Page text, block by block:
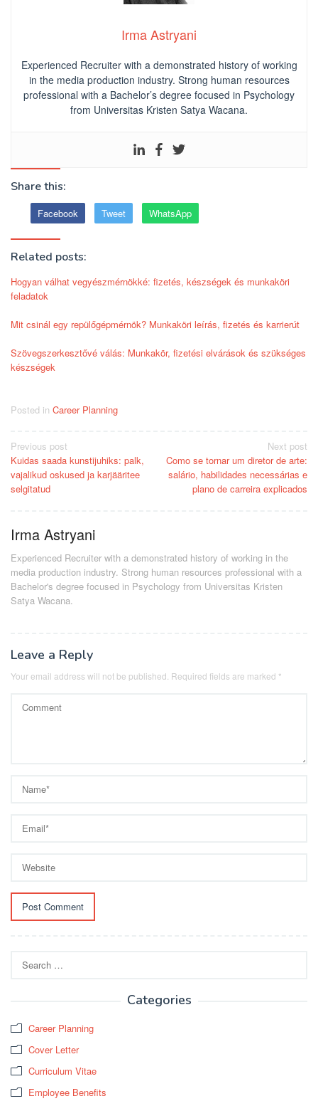
Irma Astryani
Experienced Recruiter with a demonstrated history of working
in the media production industry. Strong human resources
professional with a Bachelor’s degree focused in Psychology
from Universitas Kristen Satya Wacana.
Share this:
Facebook Tweet WhatsApp
Related posts:
Hogyan válhat vegyészmérnökké: fizetés, készségek és munkaköri
feladatok
Mit csinál egy repülőgépmérnök? Munkaköri leírás, fizetés és karrierút
Szövegszerkesztővé válás: Munkakör, fizetési elvárások és szükséges
készségek
Posted in Career Planning
Post
navigation
Previous post
Kuidas saada kunstijuhiks: palk,
vajalikud oskused ja karjääritee
selgitatud
Next post
Como se tornar um diretor de arte:
salário, habilidades necessárias e
plano de carreira explicados
Irma Astryani
Experienced Recruiter with a demonstrated history of working in the
media production industry. Strong human resources professional with a
Bachelor's degree focused in Psychology from Universitas Kristen
Satya Wacana.
Leave a Reply
Your email address will not be published. Required fields are marked *
for:
Categories
Career Planning
Cover Letter
Curriculum Vitae
Employee Benefits